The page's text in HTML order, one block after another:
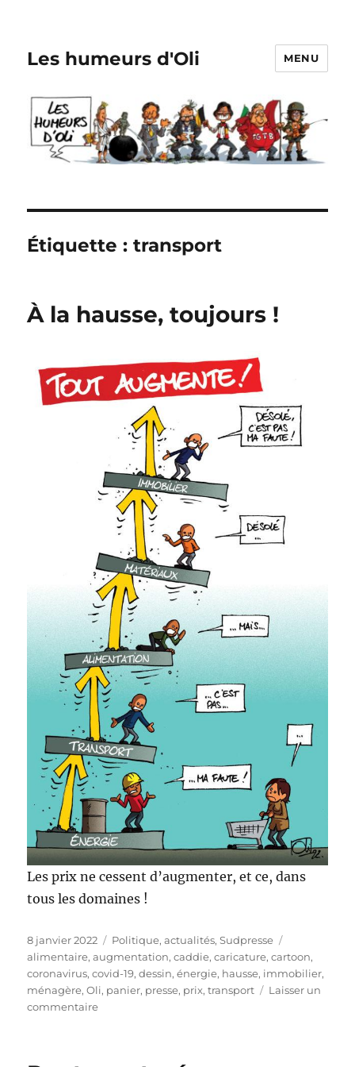
Les humeurs d'Oli MENU
Étiquette :transport
À la hausse, toujours !
Les prix ne cessent d’augmenter, et ce, dans
tous les domaines !
Publié
le
8 janvier 2022 Catégories
Politique, actualités,Sudpresse
alimentaire,augmentation,caddie,caricature,cartoon,
coronavirus,covid-19,dessin,énergie, hausse, immobilier,
ménagère,Oli, panier, presse, prix,transport
Laisser un
commentairesur